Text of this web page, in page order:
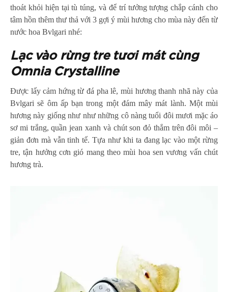
thoát khỏi hiện tại tù túng, và để trí tưởng tượng chắp cánh cho
tâm hồn thêm thư thả với 3 gợi ý mùi hương cho mùa này đến từ
nước hoa Bvlgari nhé:
Lạc vào rừng tre tươi mát cùng
Omnia Crystalline
Được lấy cảm hứng từ đá pha lê, mùi hương thanh nhã này của
Bvlgari sẽ ôm ấp bạn trong một đám mây mát lành. Một mùi
hương này giống như như những cô nàng tuổi đôi mươi mặc áo
sơ mi trắng, quần jean xanh và chút son đỏ thắm trên đôi môi –
giản đơn mà vẫn tinh tế. Tựa như khi ta đang lạc vào một rừng
tre, tận hưởng cơn gió mang theo mùi hoa sen vương vấn chút
hương trà.